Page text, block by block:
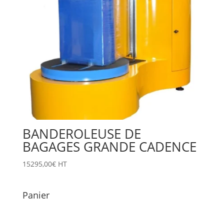
BANDEROLEUSE DE
BAGAGES GRANDE CADENCE
15295,00€ HT
Panier